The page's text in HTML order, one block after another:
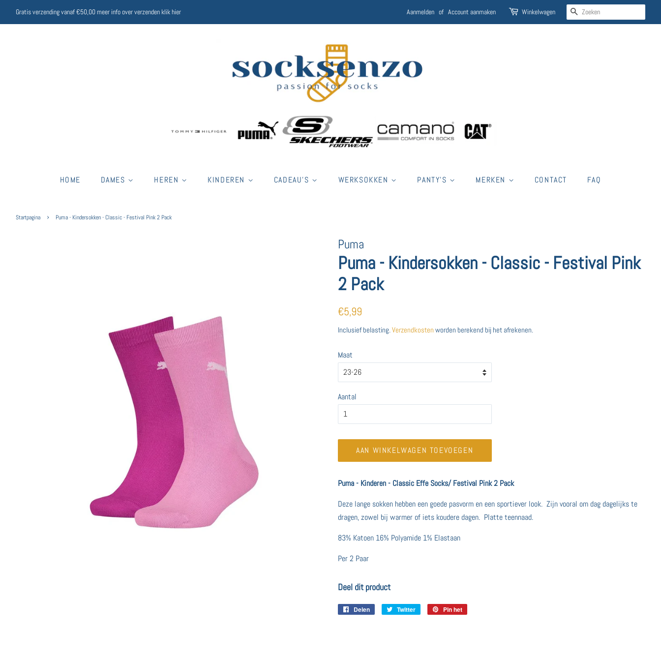
Gratis verzending vanaf €50,00 meer info over verzenden klik hier Aanmelden of Account aanmaken Winkelwagen ZOEKEN
HOME DAMES HEREN KINDEREN CADEAU'S WERKSOKKEN PANTY'S MERKEN CONTACT FAQ
Startpagina › Puma - Kindersokken - Classic - Festival Pink 2 Pack
Puma
Puma - Kindersokken - Classic - Festival Pink
2 Pack
Normale
€5,99
Inclusief belasting.Verzendkosten worden berekend bij het afrekenen.
Maat
Aantal
AAN WINKELWAGEN TOEVOEGEN
Puma - Kinderen - Classic Effe Socks/ Festival Pink 2 Pack
Deze lange sokken hebben een goede pasvorm en een sportiever look. Zijn vooral om dag dagelijks te
dragen, zowel bij warmer of iets koudere dagen. Platte teennaad.
83% Katoen 16% Polyamide 1% Elastaan
Per 2 Paar
Deel dit product
Delen
Delen
Twitter
TwitterenPin het